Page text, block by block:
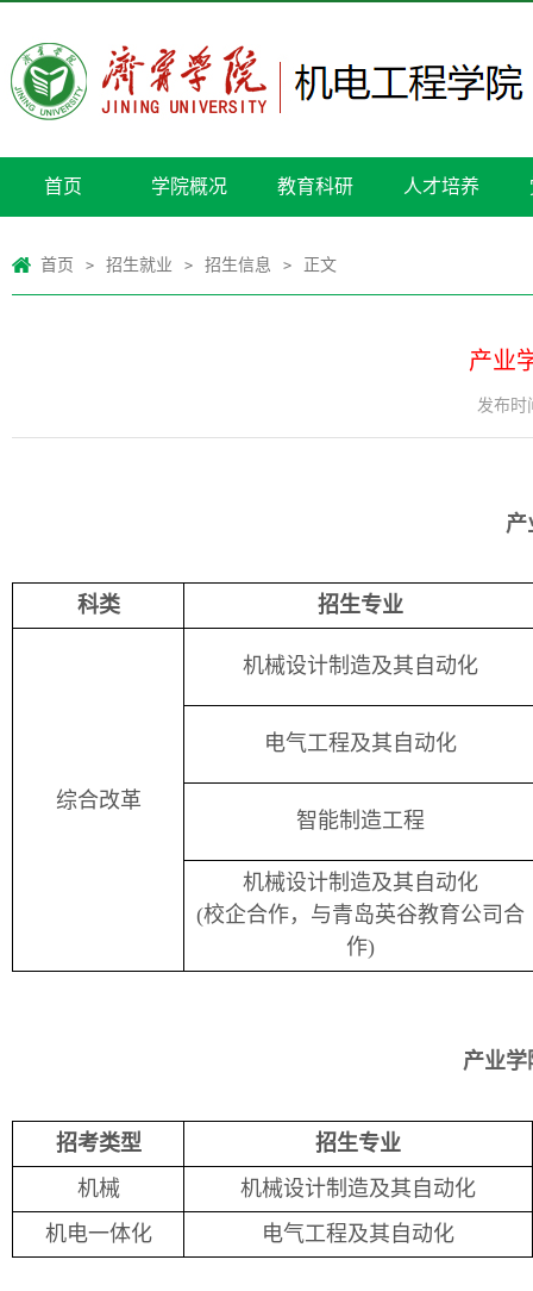
首页 学院概况 教育科研 人才培养
首页 > 招生就业 > 招生信息 > 正文
产业
发布时
产
科类 招生专业
综合改革
机械设计制造及其自动化
电气工程及其自动化
智能制造工程
机械设计制造及其自动化
(校企合作，与青岛英谷教育公司合
作)
产业学
招考类型
招生专业
机械
机械设计制造及其自动化
机电一体化
电气工程及其自动化